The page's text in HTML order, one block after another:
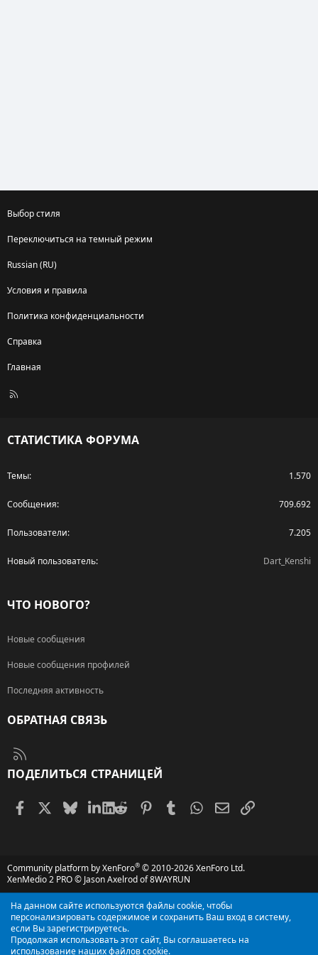
Выбор стиля
Переключиться на темный режим
Russian (RU)
Условия и правила
Политика конфиденциальности
Справка
Главная
R
СТАТИСТИКА ФОРУМА
Темы 1.570
Сообщения 709.692
Пользователи 7.205
Новый пользователь Dart_Kenshi
ЧТО НОВОГО?
Новые сообщения
Новые сообщения профилей
Последняя активность
ОБРАТНАЯ СВЯЗЬ
ПОДЕЛИТЬСЯ СТРАНИЦЕЙ
FacebookX (Twitter)
BlueskyLinkedIn
Reddit PinterestTumblr WhatsApp
Электронная
Ссылка
Community platform by XenForo® © 2010-2026 XenForo Ltd.
XenMedio 2 PRO© Jason Axelrod of8WAYRUN
На данном сайте используются файлы cookie, чтобы
персонализировать содержимое и сохранить Ваш вход в систему,
если Вы зарегистрируетесь.
Продолжая использовать этот сайт, Вы соглашаетесь на
использование наших файлов cookie.